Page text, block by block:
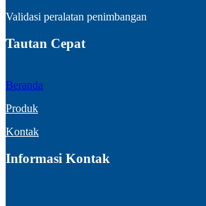
Validasi peralatan penimbangan
Tautan Cepat
Beranda
Produk
Kontak
Informasi Kontak